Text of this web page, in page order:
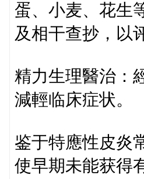
蛋、小麦、花生
及相干查抄，以
精力生理醫治：
減輕临床症状。
鉴于特應性皮炎
使早期未能获得